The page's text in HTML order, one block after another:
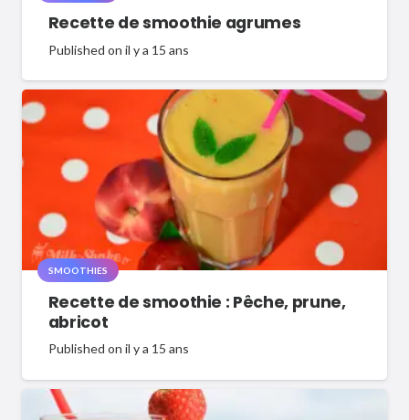
Recette de smoothie agrumes
Published on il y a 15 ans
SMOOTHIES
Recette de smoothie : Pêche, prune,
abricot
Published on il y a 15 ans